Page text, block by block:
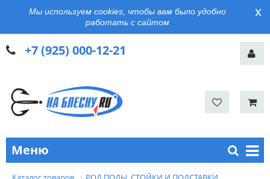
Мы используем cookies, чтобы вам было удобно
работать с сайтом
x
+7 (925) 000-12-21
Меню